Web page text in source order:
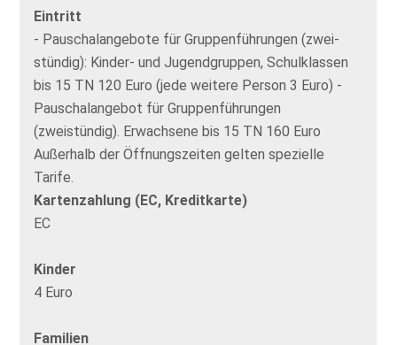
Eintritt
- Pauschalangebote für Gruppenführungen (zwei-
stündig): Kinder- und Jugendgruppen, Schulklassen
bis 15 TN 120 Euro (jede weitere Person 3 Euro) -
Pauschalangebot für Gruppenführungen
(zweistündig). Erwachsene bis 15 TN 160 Euro
Außerhalb der Öffnungszeiten gelten spezielle
Tarife.
Kartenzahlung (EC, Kreditkarte)
EC
Kinder
4 Euro
Familien